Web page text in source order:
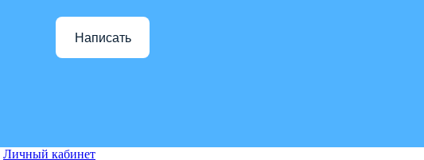
Написать
Личный кабинет